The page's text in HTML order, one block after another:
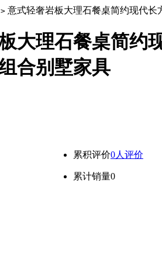
> 意式轻奢岩板大理石餐桌简约现代长
大理石餐桌简约
合别墅家具
累积评价0人评价
累计销量0